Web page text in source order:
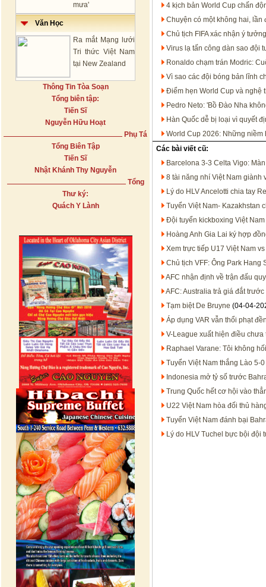
mưa'
Văn Học
Ra mắt Mạng lưới
Tri thức Việt Nam
tại New Zealand
Thông Tin Tòa Soạn
Tổng biên tập:
Tiến Sĩ
Nguyễn Hữu Hoạt
Phụ Tá
Tổng Biên Tập
Tiến Sĩ
Nhật Khánh Thy Nguyễn
Tổng
Thư ký:
Quách Y Lành
4 kịch bản World Cup chấn
Chuyện có một không hai, lần
Chủ tịch FIFA xác nhận ý
Virus lạ tấn công dàn sao đội
Ronaldo chạm trán Modric:
Vì sao các đội bóng bản lĩnh
Điểm hẹn World Cup và nghệ
Pedro Neto: 'Bồ Đào Nha
Hàn Quốc dễ bị loại vì quyết
World Cup 2026: Những niềm
Các bài viết cũ:
Barcelona 3-3 Celta Vigo:
8 tài năng nhí Việt Nam giành
Lý do HLV Ancelotti chia tay
Tuyển Việt Nam- Kazakhstan
Đội tuyển kickboxing Việt
Hoàng Anh Gia Lai ký hợp
Xem trực tiếp U17 Việt Nam
Chủ tịch VFF: Ông Park
AFC nhận định về trận đấu
AFC: Australia trả giá đắt
Tạm biệt De Bruyne (04-04-
Áp dụng VAR vẫn thổi phạt
V-League xuất hiện điều
Raphael Varane: Tôi không
Tuyển Việt Nam thắng Lào 5-0
Indonesia mở tỷ số trước
Trung Quốc hết cơ hội vào
U22 Việt Nam hòa đối thủ
Tuyển Việt Nam đánh bại
Lý do HLV Tuchel bực bội đội